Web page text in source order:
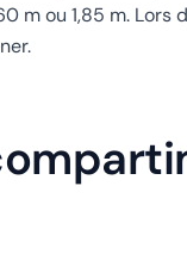
m ou 1,85 m.